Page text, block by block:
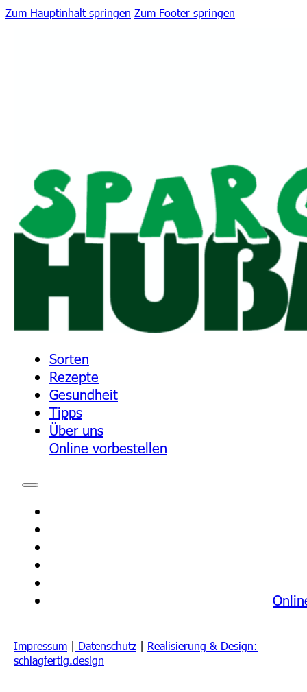
Zum Hauptinhalt springen Zum Footer springen
Sorten
Rezepte
Gesundheit
Tipps
Über uns
Online vorbestellen
Impressum | Datenschutz | Realisierung & Design:
schlagfertig.design